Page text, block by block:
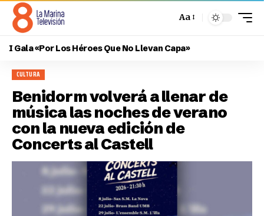
Aa
I Gala «Por Los Héroes Que No Llevan Capa»
CULTURA
Benidorm volverá a llenar de
música las noches de verano
con la nueva edición de
Concerts al Castell